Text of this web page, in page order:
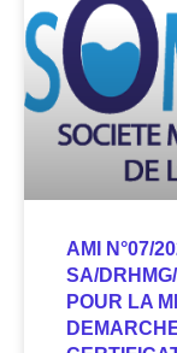
AMI N°07/
SA/
POUR LA